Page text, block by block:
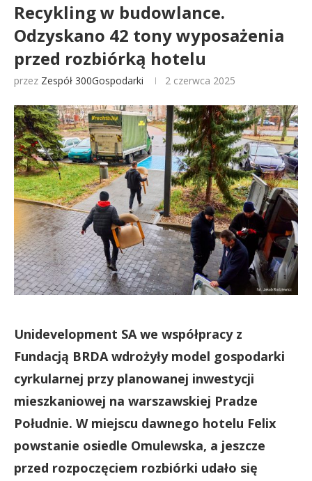
Recykling w budowlance.
Odzyskano 42 tony wyposażenia
przed rozbiórką hotelu
przez Zespół 300Gospodarki 2 czerwca 2025
Unidevelopment SA we współpracy z
Fundacją BRDA wdrożyły model gospodarki
cyrkularnej przy planowanej inwestycji
mieszkaniowej na warszawskiej Pradze
Południe. W miejscu dawnego hotelu Felix
powstanie osiedle Omulewska, a jeszcze
przed rozpoczęciem rozbiórki udało się